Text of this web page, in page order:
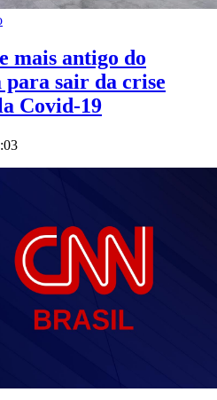
mais antigo do
sair da crise
Covid-19